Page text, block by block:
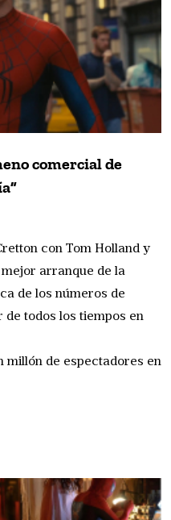
comercial de
con Tom Holland y
arranque de la
de los números de
de todos los tiempos en
millón de espectadores en